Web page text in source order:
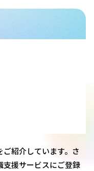
紹介しています。さ
支援サービスにご登録